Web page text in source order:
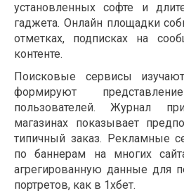
установленных софте и
гаджета. Онлайн площадки
отметках, подписках на
контенте.
Поисковые сервисы
формируют
пользователей. Журнал
магазинах показывает
типичный заказ. Рекламные
по баннерам на многих
агрегированную данные для
портретов, как в 1хбет.